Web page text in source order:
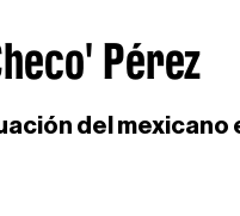
Pérez
del mexicano